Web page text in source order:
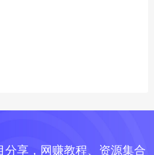
分享，网赚教程、资源集合